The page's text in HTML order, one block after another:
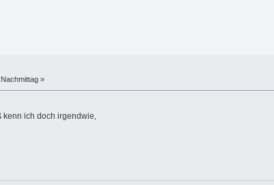
»
kenn ich doch irgendwie,